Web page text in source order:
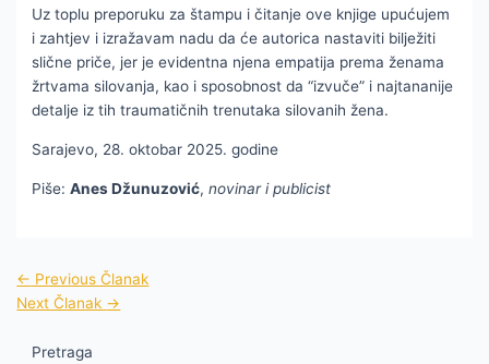
Uz toplu preporuku za štampu i čitanje ove knjige upućujem
i zahtjev i izražavam nadu da će autorica nastaviti bilježiti
slične priče, jer je evidentna njena empatija prema ženama
žrtvama silovanja, kao i sposobnost da “izvuče” i najtananije
detalje iz tih traumatičnih trenutaka silovanih žena.
Sarajevo, 28. oktobar 2025. godine
Piše:Anes Džunuzović,novinar i publicist
← Previous Članak
Next Članak →
Pretraga